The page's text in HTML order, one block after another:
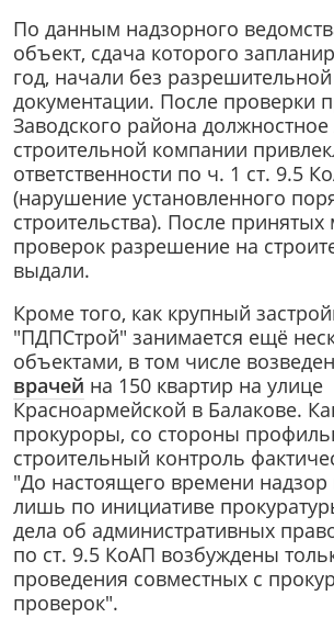
По данным надзорного
объект, сдача которого
год, начали без разрешительной
документации. После проверки
Заводского района
строительной компании
ответственности по ч. 1 ст. 9.5
(нарушение установленного
строительства). После принятых
проверок разрешение на
выдали.
Кроме того, как крупный
"ПДПСтрой" занимается ещё
объектами, в том числе
врачей на 150 квартир на улице
Красноармейской в Балакове.
прокуроры, со стороны
строительный контроль
"До настоящего времени надзор
лишь по инициативе
дела об административных
по ст. 9.5 КоАП возбуждены
проведения совместных с
проверок".